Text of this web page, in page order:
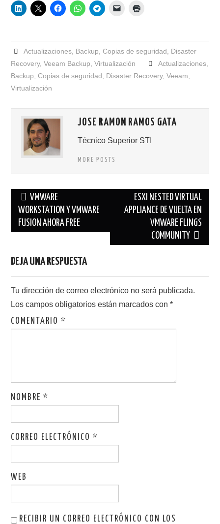
Actualizaciones, Backup Copias de seguridad
Disaster
Recovery,Veeam Backup ,Virtualización Actualizaciones,
Backup ,Copias de seguridad Disaster Recovery,Veeam
Virtualización
JOSE RAMON RAMOS GATA
Técnico Superior STI
MORE POSTS
Navegación
de
entradas
VMWARE
WORKSTATION Y VMWARE
FUSION AHORA FREE
ESXI NESTED VIRTUAL
APPLIANCE DE VUELTA EN
VMWARE FLINGS
COMMUNITY
DEJA UNA RESPUESTA
Tu dirección de correo electrónico no será publicada.
Los campos obligatorios están marcados con*
COMENTARIO*
NOMBRE*
CORREO ELECTRÓNICO*
WEB
RECIBIR UN CORREO ELECTRÓNICO CON LOS